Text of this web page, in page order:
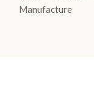
Manufacture